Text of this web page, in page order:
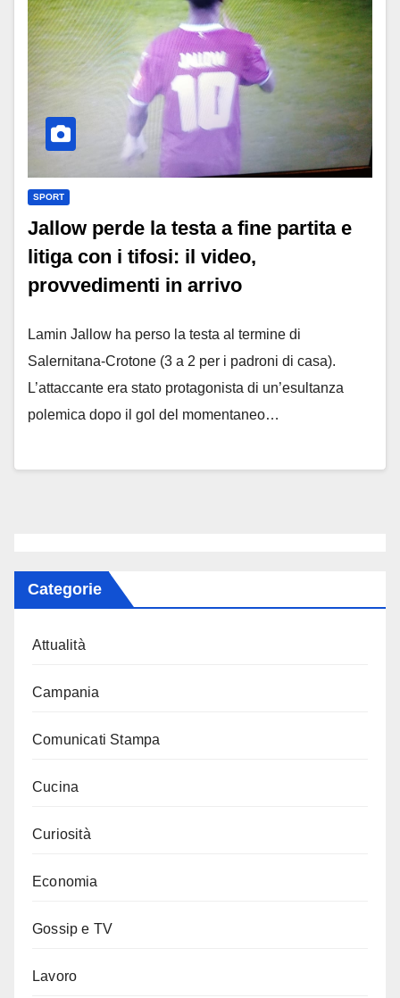
SPORT
Jallow perde la testa a fine partita e
litiga con i tifosi: il video,
provvedimenti in arrivo
Lamin Jallow ha perso la testa al termine di
Salernitana-Crotone (3 a 2 per i padroni di casa).
L’attaccante era stato protagonista di un’esultanza
polemica dopo il gol del momentaneo…
Categorie
Attualità
Campania
Comunicati Stampa
Cucina
Curiosità
Economia
Gossip e TV
Lavoro